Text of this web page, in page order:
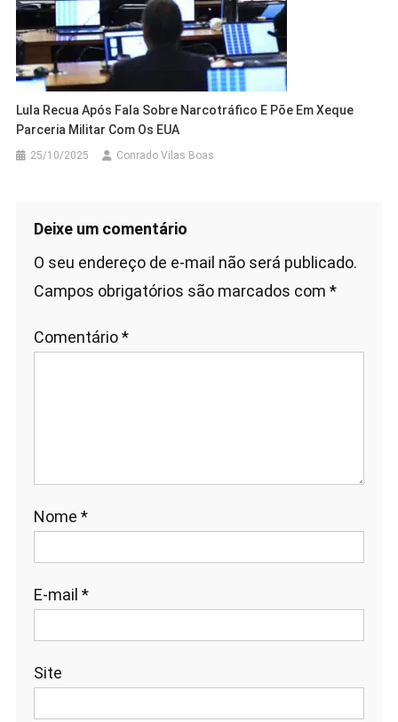
Lula Recua Após Fala Sobre Narcotráfico E Põe Em Xeque
Parceria Militar Com Os EUA
25/10/2025 Conrado Vilas Boas
Deixe um comentário
O seu endereço de e-mail não será publicado.
Campos obrigatórios são marcados com *
Comentário*
Nome *
E-mail *
Site